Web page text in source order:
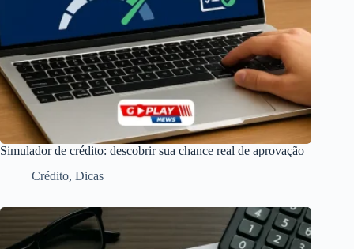
Simulador de crédito: descobrir sua chance real de aprovação
Crédito, Dicas